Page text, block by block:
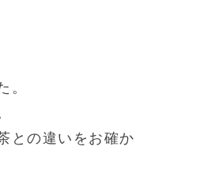
。
との違いをお確か